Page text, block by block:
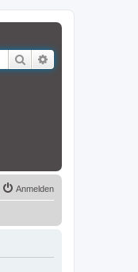
Suche
Anmelden